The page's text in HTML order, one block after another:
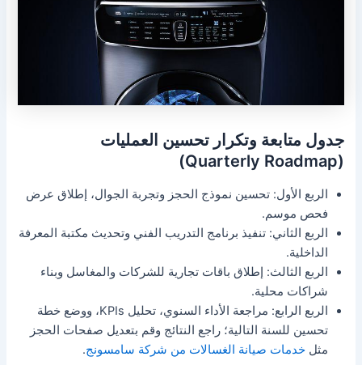
جدول متابعة وتكرار تحسين العمليات
(Quarterly Roadmap)
الربع الأول: تحسين نموذج الحجز وتجربة الجوال، إطلاق عرض
فحص موسم.
الربع الثاني: تنفيذ برنامج التدريب الفني وتحديث مكتبة المعرفة
الداخلية.
الربع الثالث: إطلاق باقات تجارية للشركات والمغاسل وبناء
شراكات محلية.
الربع الرابع: مراجعة الأداء السنوي، تحليل KPIs، ووضع خطة
تحسين للسنة التالية؛ راجع النتائج وقم بتعديل صفحات الحجز
مثلخدمات صيانة الغسالات من شركة سامسونج.